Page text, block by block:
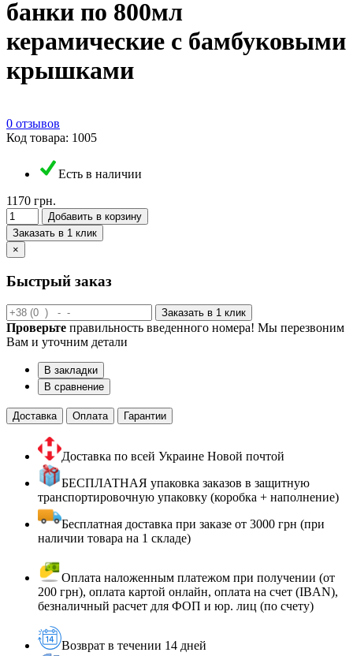
банки по 800мл
керамические с бамбуковыми
крышками
0 отзывов
Код товара: 1005
Есть в наличии
1170 грн.
Добавить в корзину
Заказать в 1 клик
×
Быстрый заказ
Заказать в 1 клик
Проверьте правильность введенного номера! Мы перезвоним
Вам и уточним детали
В закладки
В сравнение
Доставка Оплата Гарантии
Доставка по всей Украине Новой почтой
БЕСПЛАТНАЯ упаковка заказов в защитную
транспортировочную упаковку (коробка + наполнение)
Бесплатная доставка при заказе от 3000 грн (при
наличии товара на 1 складе)
Оплата наложенным платежом при получении (от
200 грн), оплата картой онлайн, оплата на счет (IBAN),
безналичный расчет для ФОП и юр. лиц (по счету)
Возврат в течении 14 дней